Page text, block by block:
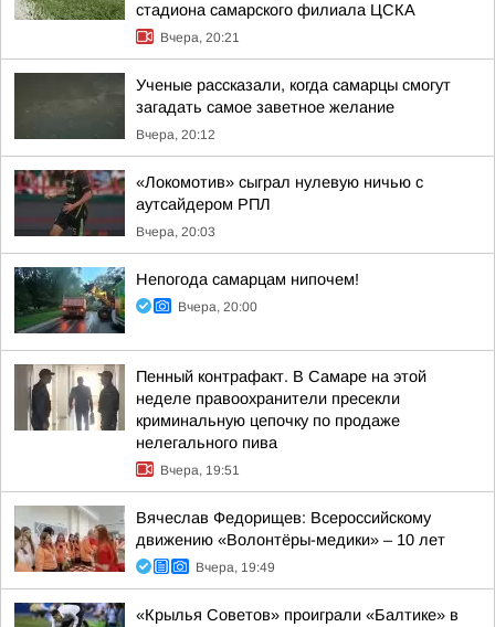
стадиона самарского филиала ЦСКА
Вчера, 20:21
Ученые рассказали, когда самарцы смогут
загадать самое заветное желание
Вчера, 20:12
«Локомотив» сыграл нулевую ничью с
аутсайдером РПЛ
Вчера, 20:03
Непогода самарцам нипочем!
Вчера, 20:00
Пенный контрафакт. В Самаре на этой
неделе правоохранители пресекли
криминальную цепочку по продаже
нелегального пива
Вчера, 19:51
Вячеслав Федорищев: Всероссийскому
движению «Волонтёры-медики» – 10 лет
Вчера, 19:49
«Крылья Советов» проиграли «Балтике» в